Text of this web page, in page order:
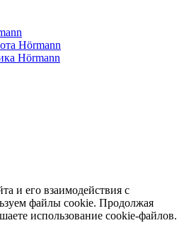
Hörmann
Hörmann
и его взаимодействия с
файлы cookie. Продолжая
использование cookie-файлов.